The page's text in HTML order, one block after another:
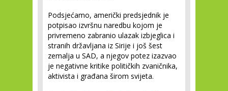
Podsjećamo, američki predsjednik je
potpisao izvršnu naredbu kojom je
privremeno zabranio ulazak izbjeglica i
stranih državljana iz Sirije i još šest
zemalja u SAD, a njegov potez izazvao
je negativne kritike političkih zvaničnika,
aktivista i građana širom svijeta.